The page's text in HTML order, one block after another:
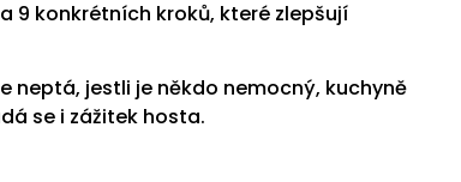
9 konkrétních kroků, které zlepšují
neptá, jestli je někdo nemocný, kuchyně
se i zážitek hosta.